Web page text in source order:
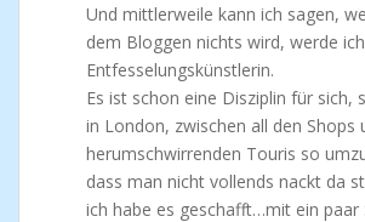
Und mittlerweile kann ich sagen,
dem Bloggen nichts wird, werde ich
Entfesselungskünstlerin.
Es ist schon eine Disziplin für sich,
in London, zwischen all den Shops
herumschwirrenden Touris so
dass man nicht vollends nackt da
ich habe es geschafft…mit ein paar